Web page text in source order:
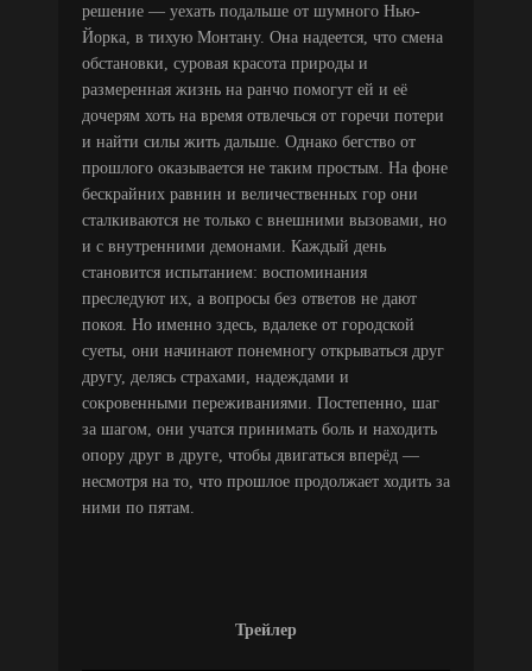
решение — уехать подальше от шумного Нью-
Йорка, в тихую Монтану. Она надеется, что смена
обстановки, суровая красота природы и
размеренная жизнь на ранчо помогут ей и её
дочерям хоть на время отвлечься от горечи потери
и найти силы жить дальше. Однако бегство от
прошлого оказывается не таким простым. На фоне
бескрайних равнин и величественных гор они
сталкиваются не только с внешними вызовами, но
и с внутренними демонами. Каждый день
становится испытанием: воспоминания
преследуют их, а вопросы без ответов не дают
покоя. Но именно здесь, вдалеке от городской
суеты, они начинают понемногу открываться друг
другу, делясь страхами, надеждами и
сокровенными переживаниями. Постепенно, шаг
за шагом, они учатся принимать боль и находить
опору друг в друге, чтобы двигаться вперёд —
несмотря на то, что прошлое продолжает ходить за
ними по пятам.
Трейлер